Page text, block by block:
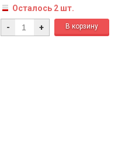
Осталось 2 шт.
- +